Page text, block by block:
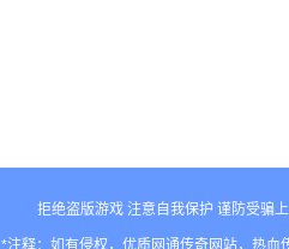
拒绝盗版游戏 注意自我保护 谨防受骗
*注释：如有侵权，优质网通传奇网站，热